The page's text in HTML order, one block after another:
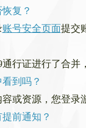
复？
账号安全页面提交
通行证进行了合
到吗？
或资源，您登
前通知？